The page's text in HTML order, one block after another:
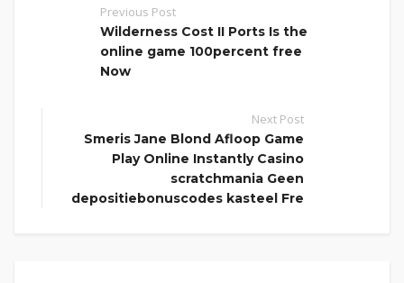
Previous Post
Wilderness Cost II Ports Is the
online game 100percent free
Now
Next Post
Smeris Jane Blond Afloop Game
Play Online Instantly Casino
scratchmania Geen
depositiebonuscodes kasteel Fre